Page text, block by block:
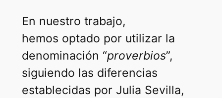
En nuestro trabajo,
hemos optado por utilizar la
denominación “proverbios”,
siguiendo las diferencias
establecidas por Julia Sevilla,